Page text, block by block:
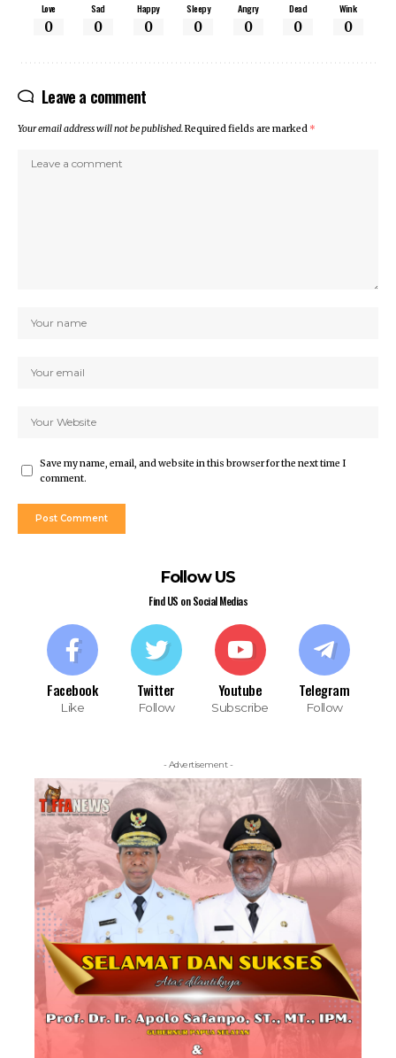
Love
0
Sad
0
Happy
0
Sleepy
0
Angry
0
Dead
0
Wink
0
Leave a comment
Your email address will not be published.Required fields are marked *
Save my name, email, and website in this browser for the next time I
comment.
Follow US
Find US on Social Medias
Facebook
Like
Twitter
Follow
Youtube
Subscribe
Telegram
Follow
- Advertisement -